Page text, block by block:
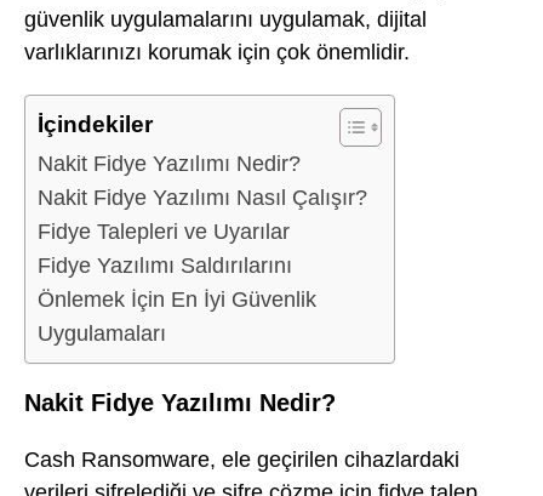
güvenlik uygulamalarını uygulamak, dijital
varlıklarınızı korumak için çok önemlidir.
İçindekiler
Nakit Fidye Yazılımı Nedir?
Nakit Fidye Yazılımı Nasıl Çalışır?
Fidye Talepleri ve Uyarılar
Fidye Yazılımı Saldırılarını
Önlemek İçin En İyi Güvenlik
Uygulamaları
Nakit Fidye Yazılımı Nedir?
Cash Ransomware, ele geçirilen cihazlardaki